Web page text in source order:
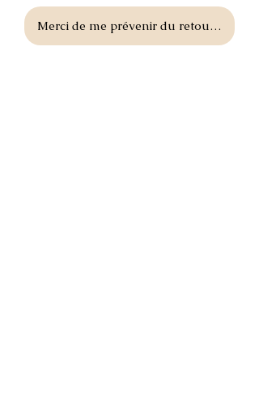
Merci de me prévenir du retour en stock